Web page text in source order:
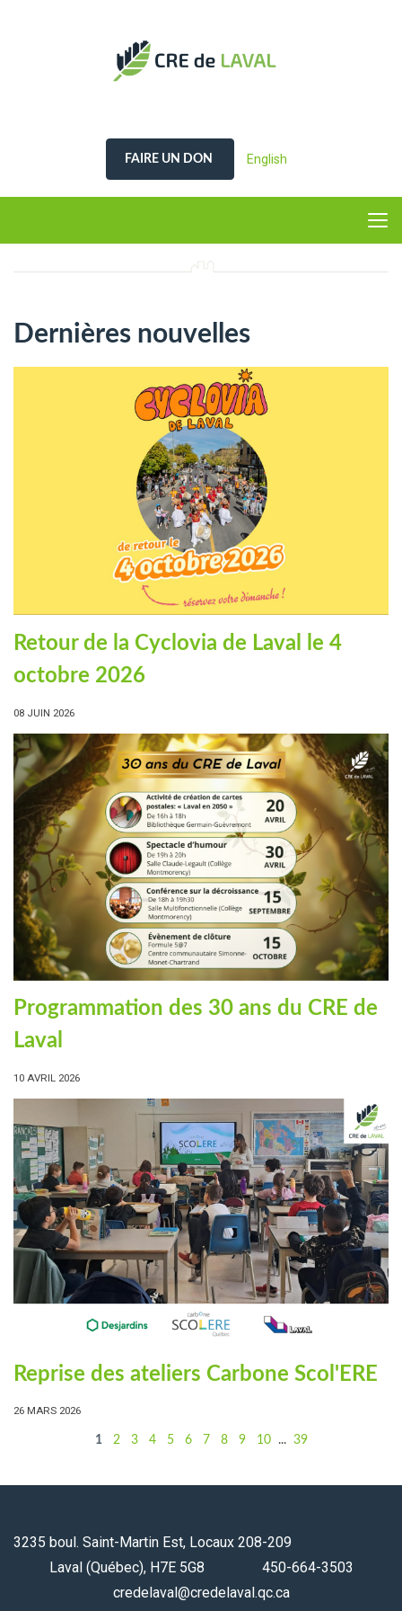
FAIRE UN DON English
Dernières nouvelles
Retour de la Cyclovia de Laval le 4
octobre 2026
08 JUIN 2026
Programmation des 30 ans du CRE de
Laval
10 AVRIL 2026
Reprise des ateliers Carbone Scol'ERE
26 MARS 2026
1 2 3 4 5 6 7 8 9 10 ... 39
3235 boul. Saint-Martin Est, Locaux 208-209
Laval (Québec), H7E 5G8 450-664-3503
credelaval@credelaval.qc.ca